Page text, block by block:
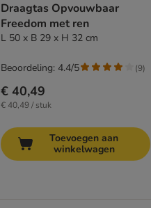
Draagtas Opvouwbaar
Freedom met ren
L 50 x B 29 x H 32 cm
€ 40,49
€ 40,49 / stuk
Beoordeling: 4.4/5 (9)
Toevoegen aan
winkelwagen